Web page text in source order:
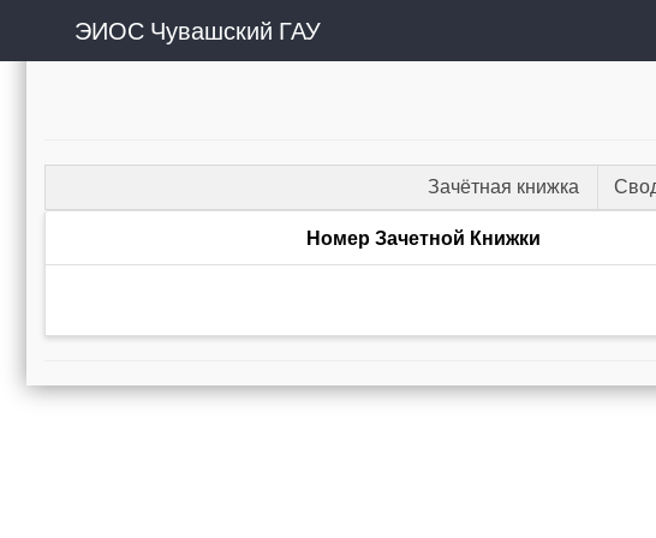
ЭИОС Чувашский ГАУ
Зачётная книжка
Номер Зачетной Книжки